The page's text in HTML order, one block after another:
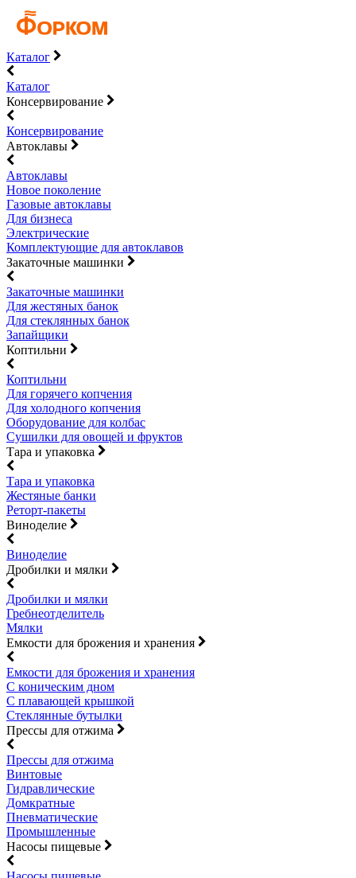
Каталог
Каталог
Консервирование
Консервирование
Автоклавы
Автоклавы
Новое поколение
Газовые автоклавы
Для бизнеса
Электрические
Комплектующие для автоклавов
Закаточные машинки
Закаточные машинки
Для жестяных банок
Для стеклянных банок
Запайщики
Коптильни
Коптильни
Для горячего копчения
Для холодного копчения
Оборудование для колбас
Сушилки для овощей и фруктов
Тара и упаковка
Тара и упаковка
Жестяные банки
Реторт-пакеты
Виноделие
Виноделие
Дробилки и мялки
Дробилки и мялки
Гребнеотделитель
Мялки
Емкости для брожения и хранения
Емкости для брожения и хранения
С коническим дном
С плавающей крышкой
Стеклянные бутылки
Прессы для отжима
Прессы для отжима
Винтовые
Гидравлические
Домкратные
Пневматические
Промышленные
Насосы пищевые